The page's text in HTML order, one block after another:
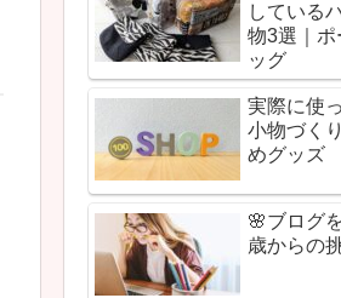
している
物3選｜
ッグ
実際に使
小物づく
めグッズ
🌸ブログ
歳からの